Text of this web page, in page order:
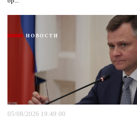
НОВОСТИ
05/08/2026 19:49:00